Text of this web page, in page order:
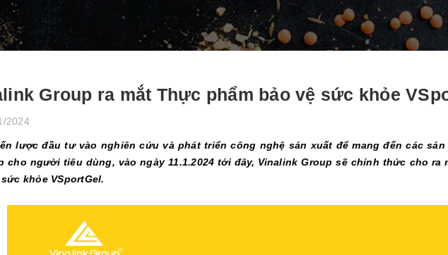
Group ra mắt Thực phẩm bảo vệ sức khỏe
2024
lược đầu tư vào nghiên cứu và phát triển công nghệ sản xuất để mang đến các
cho người tiêu dùng, vào ngày 11.1.2024 tới đây, Vinalink Group sẽ chính thức cho ra
khỏe VSportGel.